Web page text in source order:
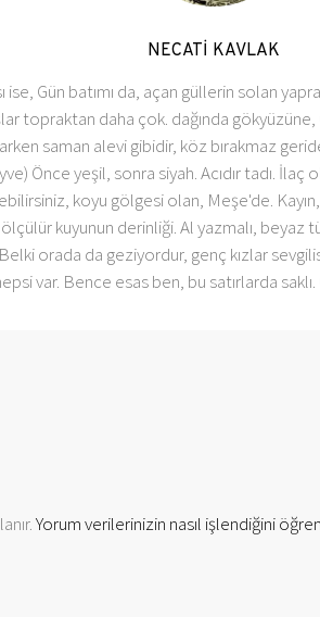
NECATİ KAVLAK
ise, Gün batımı da, açan güllerin solan
topraktan daha çok. dağında
saman alevi gibidir, köz bırakmaz
Önce yeşil, sonra siyah. Acıdır tadı.
koyu gölgesi olan, Meşe'de.
kuyunun derinliği. Al yazmalı,
orada da geziyordur, genç kızlar
var. Bence esas ben, bu satırlarda
Yorum verilerinizin nasıl işlendiğini